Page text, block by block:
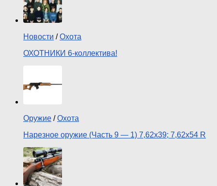
Новости /Охота
ОХОТНИКИ 6-коллектива!
Оружие /Охота
Нарезное оружие (Часть 9 — 1) 7,62х39; 7,62х54 R